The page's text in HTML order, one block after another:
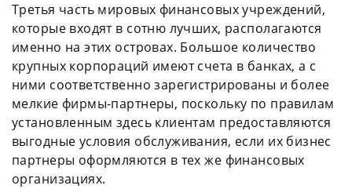
Третья часть мировых финансовых учреждений,
которые входят в сотню лучших, располагаются
именно на этих островах. Большое количество
крупных корпораций имеют счета в банках, а с
ними соответственно зарегистрированы и более
мелкие фирмы-партнеры, поскольку по правилам
установленным здесь клиентам предоставляются
выгодные условия обслуживания, если их бизнес
партнеры оформляются в тех же финансовых
организациях.